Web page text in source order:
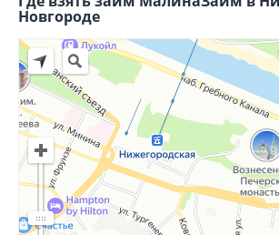
Новгороде